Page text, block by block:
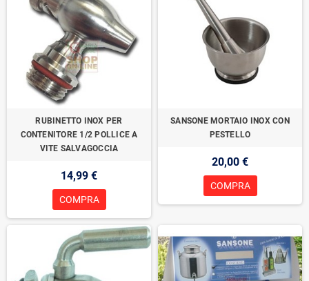
RUBINETTO INOX PER
CONTENITORE 1/2 POLLICE A
VITE SALVAGOCCIA
14,99 €
COMPRA
SANSONE MORTAIO INOX CON
PESTELLO
20,00 €
COMPRA